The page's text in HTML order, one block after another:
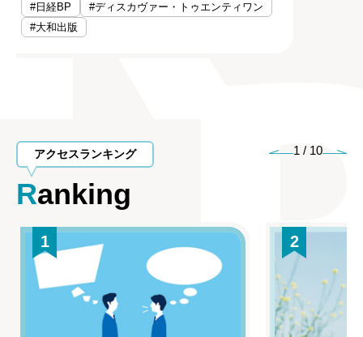
#日経BP
#ディスカヴァー・トゥエンティワン
#大和出版
アクセスランキング
Ranking
1 / 10
1 2